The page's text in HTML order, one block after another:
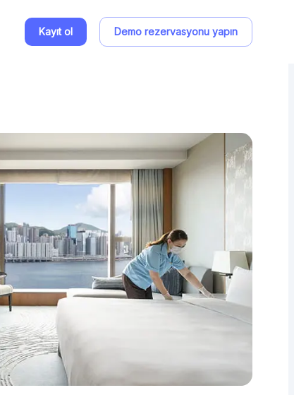
Kayıt ol Demo rezervasyonu yapın